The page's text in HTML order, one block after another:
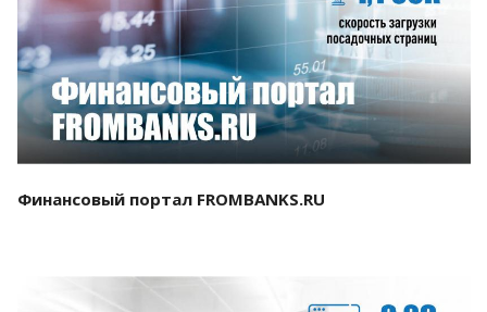
Смотреть проект
Финансовый портал FROMBANKS.RU